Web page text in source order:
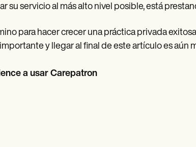
su servicio al más alto nivel posible, está
para hacer crecer una práctica privada
y llegar al final de este artículo es aún
a usar Carepatron